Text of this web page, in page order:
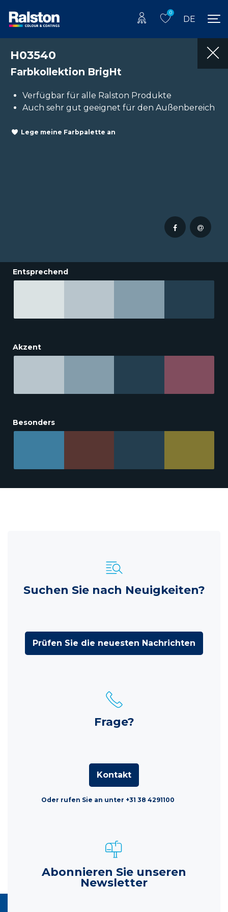
0
DE
H03540
Farbkollektion BrigHt
Verfügbar für alle Ralston Produkte
Auch sehr gut geeignet für den Außenbereich
Lege meine Farbpalette an
Entsprechend
Akzent
Besonders
Suchen Sie nach Neuigkeiten?
Prüfen Sie die neuesten Nachrichten
Frage?
Kontakt
Oder rufen Sie an unter +31 38 4291100
Abonnieren Sie unseren
Newsletter